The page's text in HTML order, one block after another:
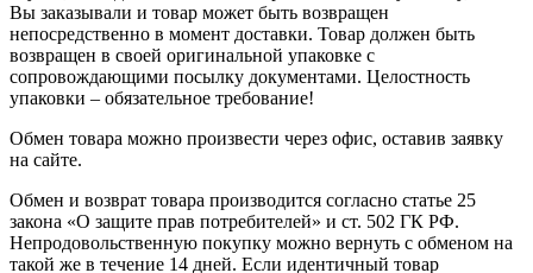
Вы заказывали и товар может быть возвращен
непосредственно в момент доставки. Товар должен быть
возвращен в своей оригинальной упаковке с
сопровождающими посылку документами. Целостность
упаковки – обязательное требование!
Обмен товара можно произвести через офис, оставив заявку
на сайте.
Обмен и возврат товара производится согласно статье 25
закона «О защите прав потребителей» и ст. 502 ГК РФ.
Непродовольственную покупку можно вернуть с обменом на
такой же в течение 14 дней. Если идентичный товар